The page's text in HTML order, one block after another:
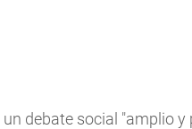
debate social "amplio y